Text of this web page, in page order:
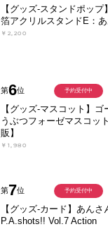
【グッズ-スタンドポッ
箔アクリルスタンドE：
￥2,200
第6位
【グッズ-マスコット】
うぶつフォーゼマスコッ
販】
￥1,980
予約受付中
第7位
【グッズ-カード】あんさ
P.A.shots!! Vol.7 Action
予約受付中